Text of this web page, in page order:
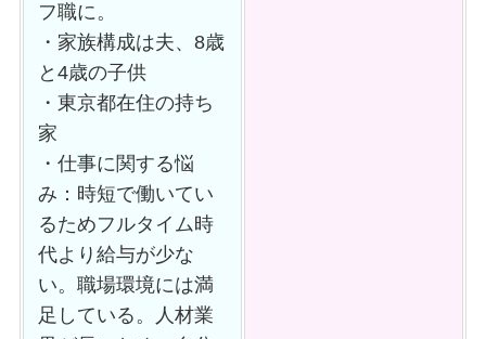
フ職に。
・家族構成は夫、8歳
と4歳の子供
・東京都在住の持ち
家
・仕事に関する悩
み：時短で働いてい
るためフルタイム時
代より給与が少な
い。職場環境には満
足している。人材業